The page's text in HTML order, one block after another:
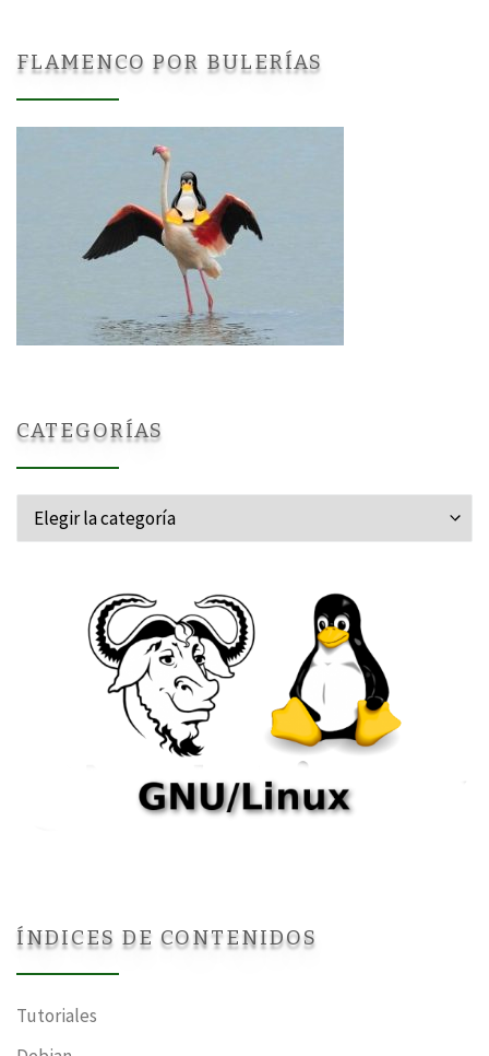
FLAMENCO POR BULERÍAS
CATEGORÍAS
Categorías
ÍNDICES DE CONTENIDOS
Tutoriales